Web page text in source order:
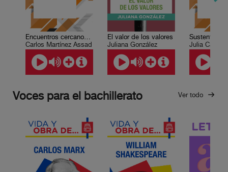
Encuentros cercanos con el mundo árabe
Carlos Martínez Assad
El valor de los valores
Juliana González
Julia
Voces para el bachillerato Ver todo